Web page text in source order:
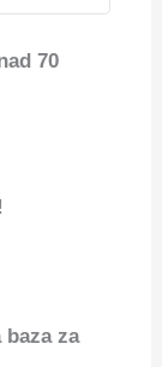
70
baza za